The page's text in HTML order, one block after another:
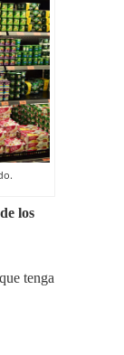
los
tenga